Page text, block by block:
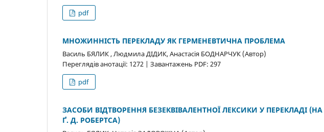
pdf
МНОЖИННІСТЬ ПЕРЕКЛАДУ ЯК ГЕРМЕНЕВТИЧНА ПРОБЛЕМА
Василь БЯЛИК , Людмила ДІДИК, Анастасія БОДНАРЧУК (Автор)
Переглядів анотації: 1272 | Завантажень PDF: 297
pdf
ЗАСОБИ ВІДТВОРЕННЯ БЕЗЕКВІВАЛЕНТНОЇ ЛЕКСИКИ У ПЕРЕКЛАДІ
Ґ. Д. РОБЕРТСА)